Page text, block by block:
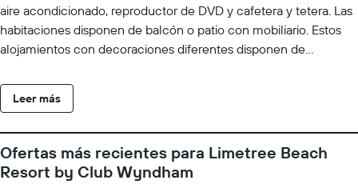
aire acondicionado, reproductor de DVD y cafetera y tetera. Las
habitaciones disponen de balcón o patio con mobiliario. Estos
alojamientos con decoraciones diferentes disponen de
siguientes servicios disponibles en las habitaciones: frigorífico y
microondas. Los baños están equipados con ducha y bañera
de pelo. Este hotel en St. Thomas ofrece acceso a Internet wifi
gratis con una velocidad de 25 Mbps o más. Se ofrece una
televisión LCD con canales por cable de suscripción y películas
Leer más
Ofertas más recientes para Limetree Beach
Resort by Club Wyndham